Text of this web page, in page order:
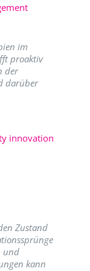
im
proaktiv
der
darüber
innovation
Zustand
und
kann